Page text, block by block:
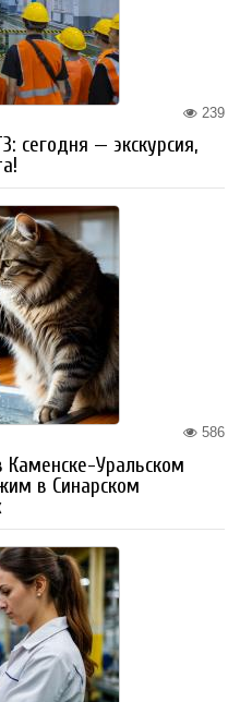
239
сегодня — экскурсия,
586
Уральском
в Синарском